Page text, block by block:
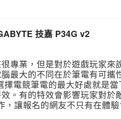
技嘉 P34G v2
專業，但是對於遊戲玩家
最大的不同在於筆電有可攜
電競筆電的最大好處就是
。有的特效會影響玩家對於
讓報名的網友不只有在體